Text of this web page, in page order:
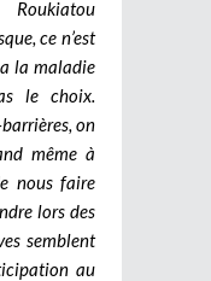
ce n’est
la maladie
le choix.
on
même à
nous faire
lors des
semblent
au